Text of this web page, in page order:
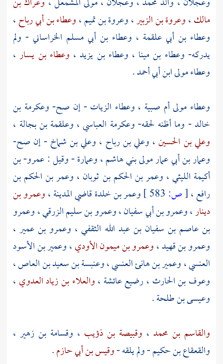
مالك،وعروة بن الزبير،وعروة بن تميم،وعطاء بن أبي رباح،
وعطاء بن أبي علقمة ، وعطاء بن أبي مسلم الخراساني - ولم
يدركه- وعطاء بن مينا ، وعطاء بن يزيد ، وعطاء بن يسار ،
وعطاء مولى ابن أبي أحمد.
وعطاء مولى أم صبية ، وعطاء الزيات- إن صح-وعكرمة بن
خالد- وما أظنه لحقه-وعكرمة العباسي، وعلقمة بن بجالة ،
وعلي بن الحسين، وعلي بن رباح ، وعلي بن شماخ- إن صح-
وعمار بن أبي عمار مولى بني هاشم،وعمارة- وقيل :عمرو- بن
أكيمة الليثي، وعمر بن الحكم بن ثوبان ، وعمر بن الحكم بن
رافع،[ص: وعمر بن خلدةقاضيالمدينة،وعمرو بن
دينار،وعمرو بن أبي سفيان،وعمرو بن سليم الزرقي،وعمرو
بن عاصم بن سفيان بن عبد الله الثقفي ، وعمرو بن عمير ،
وعمرو بن قهيد،وعمرو بن ميمون الأودي،وعمير بن الأسود
العنسي،وعمير بن هانئ العنسي،وعنبسة بن سعيد بن العاص،
وعوف بن الحارث ، رضيع عائشة ،والعلاء بن زياد العدوي ،
وعيسى بن طلحة.
والقاسم بن محمد ، وقبيصة بن ذؤيب ، وقسامة بن زهير ،
والقعقاع بن حكيم- ولم يلقه -وقيس بن أبي حازم.